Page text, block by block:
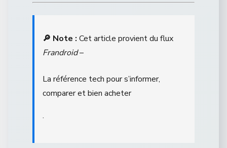
🔎 Note : Cet article provient du flux
Frandroid–
La référence tech pour s’informer,
comparer et bien acheter
.